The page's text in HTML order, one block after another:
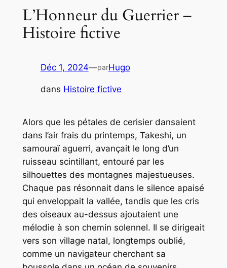
L’Honneur du Guerrier –
Histoire fictive
Déc 1, 2024—parHugo
dans Histoire fictive
Alors que les pétales de cerisier dansaient
dans l’air frais du printemps, Takeshi, un
samouraï aguerri, avançait le long d’un
ruisseau scintillant, entouré par les
silhouettes des montagnes majestueuses.
Chaque pas résonnait dans le silence apaisé
qui enveloppait la vallée, tandis que les cris
des oiseaux au-dessus ajoutaient une
mélodie à son chemin solennel. Il se dirigeait
vers son village natal, longtemps oublié,
comme un navigateur cherchant sa